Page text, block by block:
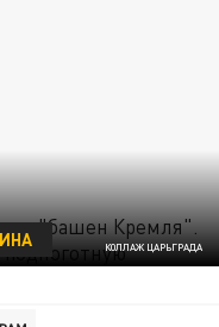
КОЛЛАЖ ЦАРЬГРАДА